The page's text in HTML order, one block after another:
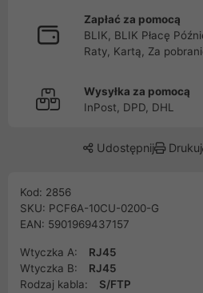
Zapłać za pomocą
BLIK, BLIK Płacę
Raty, Kartą, Za
Wysyłka za pomocą
InPost, DPD, DHL
Udostępnij Drukuj
Kod: 2856
SKU: PCF6A-10CU-0200-G
EAN: 5901969437157
Wtyczka A:
RJ45
Wtyczka B:
RJ45
Rodzaj kabla:
S/FTP